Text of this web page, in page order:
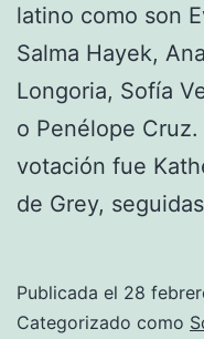
latino como son
Salma Hayek,
Longoria, Sofía
o Penélope
votación fue
de Grey,
Publicada el 28
Categorizado como